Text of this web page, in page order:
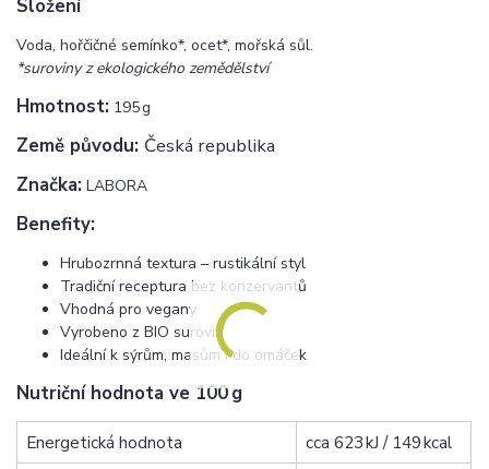
Složení
Voda, hořčičné semínko*, ocet*, mořská sůl.
*suroviny z ekologického zemědělství
Hmotnost: 195 g
Země původu: Česká republika
Značka: LABORA
Benefity:
Hrubozrnná textura – rustikální styl
Tradiční receptura bez konzervantů
Vhodná pro vegany
Vyrobeno z BIO surovin
Ideální k sýrům, masům i do omáček
Nutriční hodnota ve 100 g
Energetická hodnota
cca 623 kJ / 149 kcal